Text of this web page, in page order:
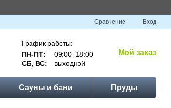
Сравнение Вход
График работы:
ПН-ПТ:
09:00–18:00
СБ, ВС:
выходной
Мой заказ
Сауны и бани Пруды